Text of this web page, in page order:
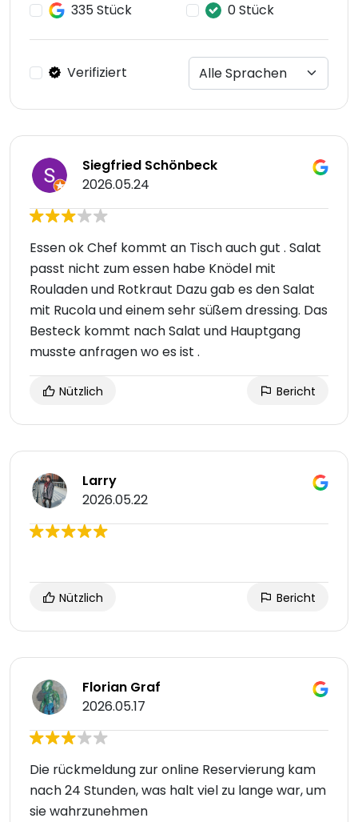
335 Stück
0 Stück
Verifiziert
Siegfried Schönbeck
2026.05.24
Essen ok Chef kommt an Tisch auch gut . Salat
passt nicht zum essen habe Knödel mit
Rouladen und Rotkraut Dazu gab es den Salat
mit Rucola und einem sehr süßem dressing. Das
Besteck kommt nach Salat und Hauptgang
musste anfragen wo es ist .
Nützlich Bericht
Larry
2026.05.22
Nützlich Bericht
Florian Graf
2026.05.17
Die rückmeldung zur online Reservierung kam
nach 24 Stunden, was halt viel zu lange war, um
sie wahrzunehmen